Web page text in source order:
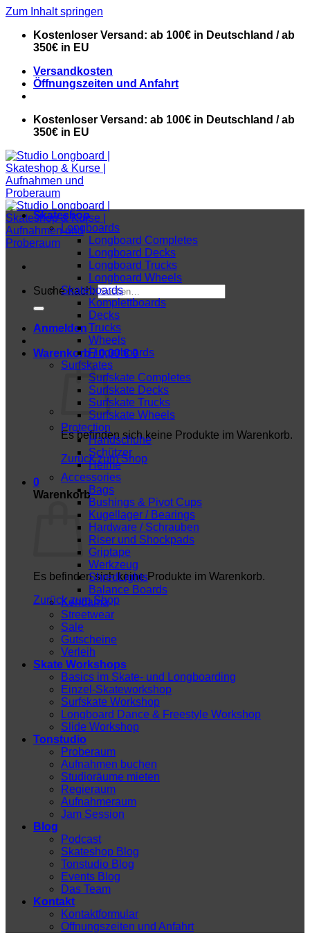
Zum Inhalt springen
Kostenloser Versand: ab 100€ in Deutschland / ab
350€ in EU
Versandkosten
Öffnungszeiten und Anfahrt
Kostenloser Versand: ab 100€ in Deutschland / ab
350€ in EU
Suche nach:
Anmelden
Warenkorb /0,00€ 0
Es befinden sich keine Produkte im Warenkorb.
Zurück zum Shop
0
Warenkorb
Es befinden sich keine Produkte im Warenkorb.
Zurück zum Shop
Skateshop
Longboards
Longboard Completes
Longboard Decks
Longboard Trucks
Longboard Wheels
Skateboards
Komplettboards
Decks
Trucks
Wheels
Fingerboards
Surfskates
Surfskate Completes
Surfskate Decks
Surfskate Trucks
Surfskate Wheels
Protection
Handschuhe
Schützer
Helme
Accessories
Bags
Bushings & Pivot Cups
Kugellager / Bearings
Hardware / Schrauben
Riser und Shockpads
Griptape
Werkzeug
ShredLights
Balance Boards
Kendama
Streetwear
Sale
Gutscheine
Verleih
Skate Workshops
Basics im Skate- und Longboarding
Einzel-Skateworkshop
Surfskate Workshop
Longboard Dance & Freestyle Workshop
Slide Workshop
Tonstudio
Proberaum
Aufnahmen buchen
Studioräume mieten
Regieraum
Aufnahmeraum
Jam Session
Blog
Podcast
Skateshop Blog
Tonstudio Blog
Events Blog
Das Team
Kontakt
Kontaktformular
Öffnungszeiten und Anfahrt